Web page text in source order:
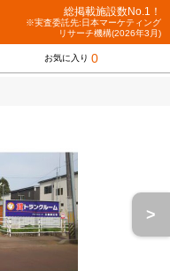
総掲載施設数No.1！
※実査委託先:日本マーケティング
リサーチ機構(2026年3月)
お気に入り 0
>